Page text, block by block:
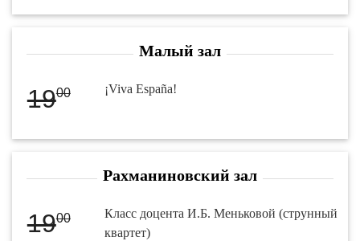
Малый зал
1900 ¡Viva España!
Рахманиновский зал
1900
Класс доцента И.Б. Меньковой (струнный
квартет)